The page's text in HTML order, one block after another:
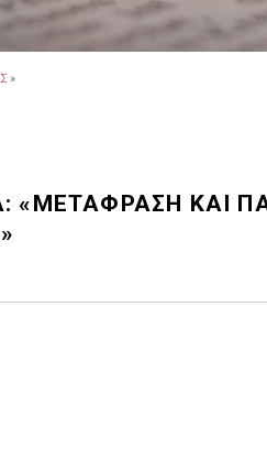
»
ΚΑΙ